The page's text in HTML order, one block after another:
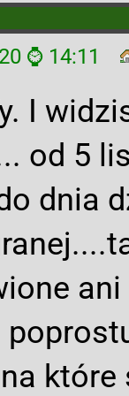
⌚ 14:11
I
od 5
dnia
które